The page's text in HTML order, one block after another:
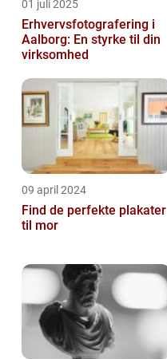
01 juli 2025
Erhvervsfotografering i
Aalborg: En styrke til din
virksomhed
09 april 2024
Find de perfekte plakater
til mor